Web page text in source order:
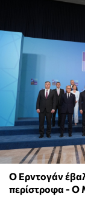
Ο Ερντογάν
περίστροφα - Ο